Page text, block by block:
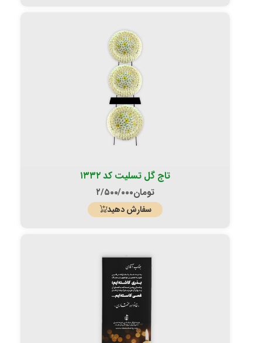
تاج گل تسلیت کد ۱۳۳۲
تومان۲/۵۰۰/۰۰۰
سفارش دهید